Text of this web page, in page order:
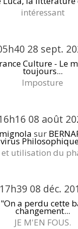
intéressant
28 sept.
Culture - Le
toujours...
Imposture
08 août
sur
utilisation du
17h39 08 déc.
"On a perdu cette
changement...
JE M'EN FOUS.